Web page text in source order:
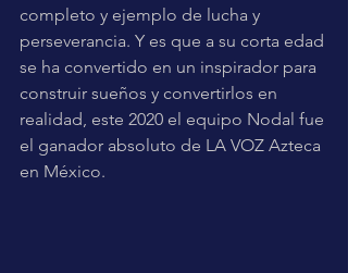
completo y ejemplo de lucha y
perseverancia. Y es que a su corta edad
se ha convertido en un inspirador para
construir sueños y convertirlos en
realidad, este 2020 el equipo Nodal fue
el ganador absoluto de LA VOZ Azteca
en México.